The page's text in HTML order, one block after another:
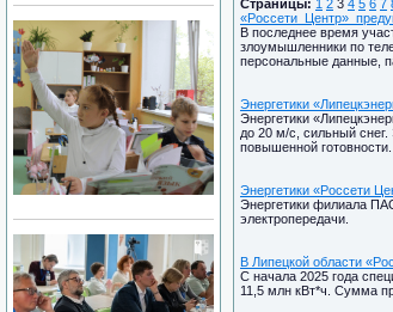
Страницы: 1 2 3 4 5 6 7
В последнее время
злоумышленники по
персональные данные,
Энергетики
Энергетики
до 20 м/с, сильный
повышенной готовности.
Энергетики «Россети
Энергетики филиала
электропередачи.
В Липецкой области
С начала 2025 года
11,5 млн кВт*ч. Сумма